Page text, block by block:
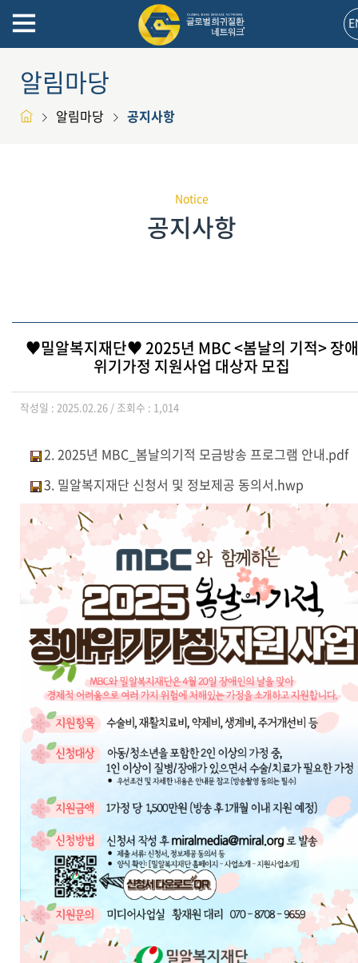
알림마당
알림마당 공지사항
Notice
공지사항
♥밀알복지재단♥ 2025년 MBC <봄날의 기적> 장애
위기가정 지원사업 대상자 모집
작성일 : 2025.02.26 / 조회수 : 1,014
2. 2025년 MBC_봄날의기적 모금방송 프로그램 안내.pdf
3. 밀알복지재단 신청서 및 정보제공 동의서.hwp